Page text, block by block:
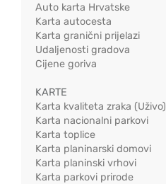
Auto karta Hrvatske
Karta autocesta
Karta granični prijelazi
Udaljenosti gradova
Cijene goriva
KARTE
Karta kvaliteta zraka (Uživo)
Karta nacionalni parkovi
Karta toplice
Karta planinarski domovi
Karta planinski vrhovi
Karta parkovi prirode